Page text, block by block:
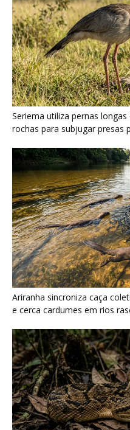
Seriema utiliza pernas
rochas para subjugar presas
Ariranha sincroniza caça
e cerca cardumes em rios